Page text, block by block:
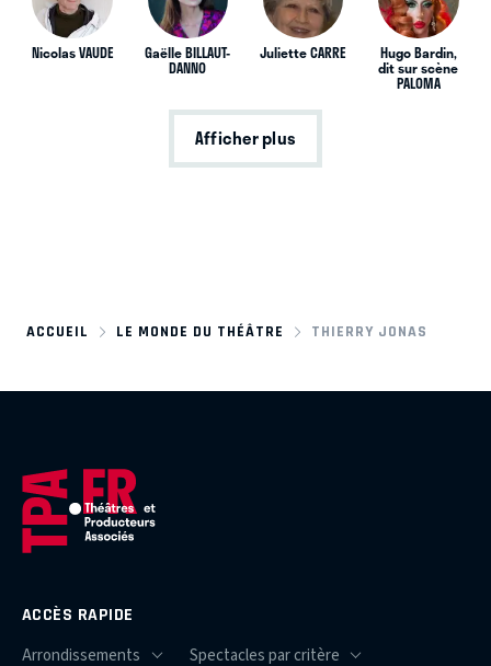
Nicolas VAUDE Gaëlle BILLAUT-
DANNO
Juliette CARRE Hugo Bardin,
dit sur scène
PALOMA
Afficher plus
ACCUEIL LE MONDE DU THÉÂTRE THIERRY JONAS
ACCÈS RAPIDE